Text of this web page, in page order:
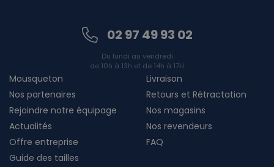
02 97 49 93 02
Du lundi au vendredi
de 10h à 13h et de 14h à 17H
Mousqueton
Nos partenaires
Rejoindre notre équipage
Actualités
Offre entreprise
Livraison
Retours et Rétractation
Nos magasins
Nos revendeurs
FAQ
Guide des tailles